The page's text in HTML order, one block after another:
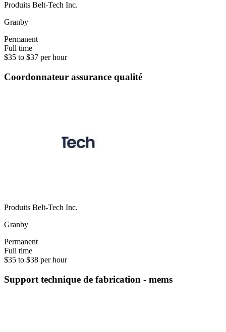
Produits Belt-Tech Inc.
Granby
Permanent
Full time
$35 to $37 per hour
Coordonnateur assurance qualité
Produits Belt-Tech Inc.
Granby
Permanent
Full time
$35 to $38 per hour
Support technique de fabrication - mems